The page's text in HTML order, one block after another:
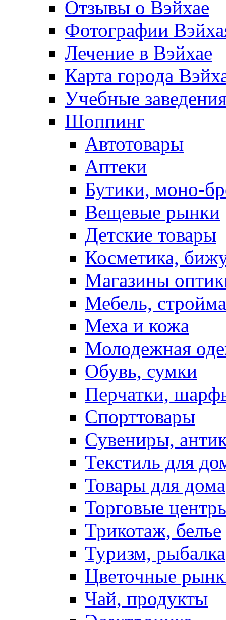
Отзывы о Вэйхае
Фотографии
Лечение в Вэйхае
Карта города
Учебные
Шоппинг
Автотовары
Аптеки
Бутики, моно-
Вещевые рынки
Детские товары
Косметика,
Магазины
Мебель,
Меха и кожа
Молодежная
Обувь, сумки
Перчатки,
Спорттовары
Сувениры,
Текстиль для
Товары для дома
Торговые
Трикотаж, белье
Туризм, рыбалка
Цветочные
Чай, продукты